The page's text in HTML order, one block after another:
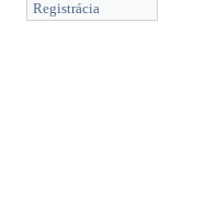
Registrácia